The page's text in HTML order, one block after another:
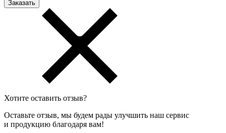
Хотите оставить отзыв?
Оставьте отзыв, мы будем рады улучшить наш сервис
и продукцию благодаря вам!